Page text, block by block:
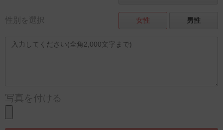
性別を選択 女性 男性
写真を付ける